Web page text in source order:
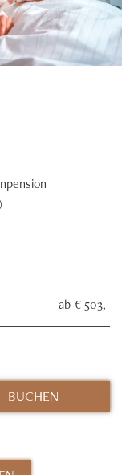
ab € 503,-
BUCHEN